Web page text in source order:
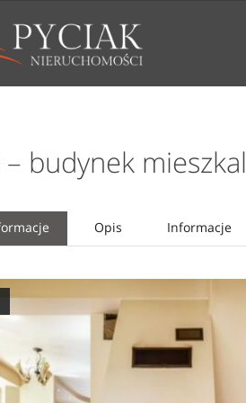
– budynek
Opis Informacje